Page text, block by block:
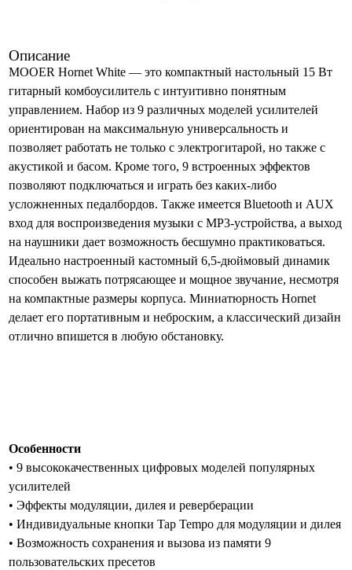
Описание
MOOER Hornet White — это компактный настольный 15 Вт
гитарный комбоусилитель с интуитивно понятным
управлением. Набор из 9 различных моделей усилителей
ориентирован на максимальную универсальность и
позволяет работать не только с электрогитарой, но также с
акустикой и басом. Кроме того, 9 встроенных эффектов
позволяют подключаться и играть без каких-либо
усложненных педалбордов. Также имеется Bluetooth и AUX
вход для воспроизведения музыки с MP3-устройства, а выход
на наушники дает возможность бесшумно практиковаться.
Идеально настроенный кастомный 6,5-дюймовый динамик
способен выжать потрясающее и мощное звучание, несмотря
на компактные размеры корпуса. Миниатюрность Hornet
делает его портативным и неброским, а классический дизайн
отлично впишется в любую обстановку.
Особенности
• 9 высококачественных цифровых моделей популярных
усилителей
• Эффекты модуляции, дилея и реверберации
• Индивидуальные кнопки Tap Tempo для модуляции и дилея
• Возможность сохранения и вызова из памяти 9
пользовательских пресетов